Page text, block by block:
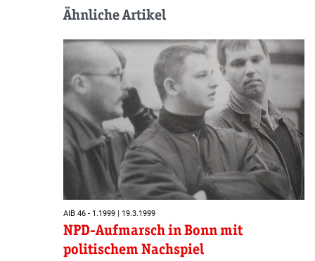
Ähnliche Artikel
AIB 46 - 1.1999 | 19.3.1999
NPD-Aufmarsch in Bonn mit
politischem Nachspiel